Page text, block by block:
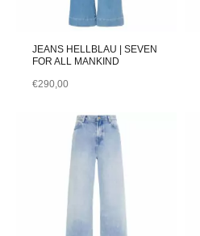
JEANS HELLBLAU | SEVEN
FOR ALL MANKIND
€290,00